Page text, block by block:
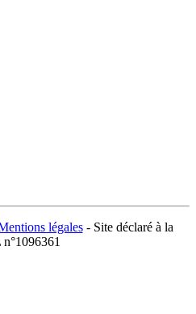
légales- Site déclaré à la